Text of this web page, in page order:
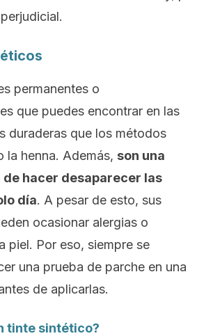
permanentes o
que puedes encontrar en las
duraderas que los métodos
la henna. Además, son una
hacer desaparecer las
día. A pesar de esto, sus
ocasionar alergias o
piel. Por eso, siempre se
una prueba de parche en una
de aplicarlas.
tinte sintético?